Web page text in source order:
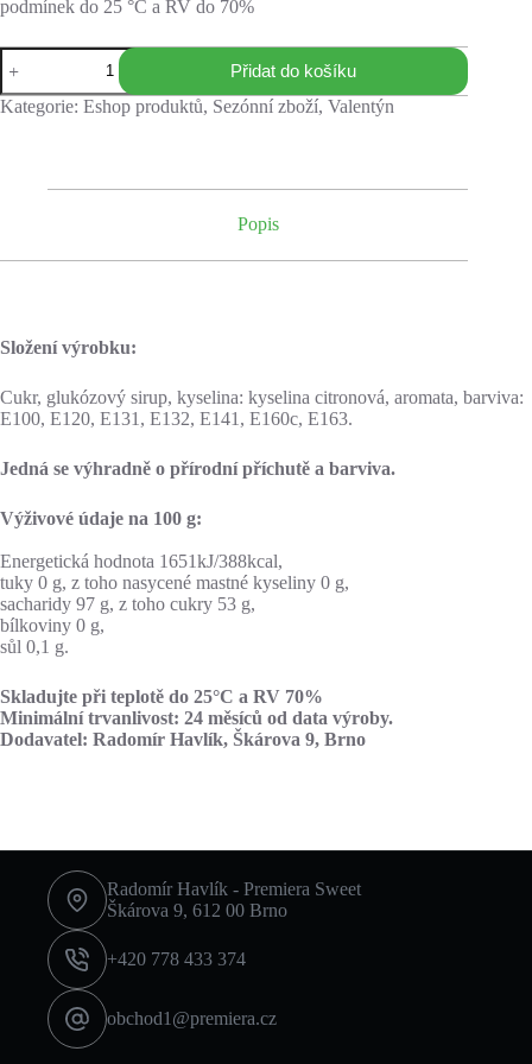
podmínek do 25 °C a RV do 70%
Přidat do košíku
Kategorie: Eshop produktů, Sezónní zboží, Valentýn
Popis
Složení výrobku:
Cukr, glukózový sirup, kyselina: kyselina citronová, aromata, barviva:
E100, E120, E131, E132, E141, E160c, E163.
Jedná se výhradně o přírodní příchutě a barviva.
Výživové údaje na 100 g:
Energetická hodnota 1651kJ/388kcal,
tuky 0 g, z toho nasycené mastné kyseliny 0 g,
sacharidy 97 g, z toho cukry 53 g,
bílkoviny 0 g,
sůl 0,1 g.
Skladujte při teplotě do 25°C a RV 70%
Minimální trvanlivost: 24 měsíců od data výroby.
Dodavatel: Radomír Havlík, Škárova 9, Brno
Radomír Havlík - Premiera Sweet
Škárova 9, 612 00 Brno
+420 778 433 374
obchod1@premiera.cz